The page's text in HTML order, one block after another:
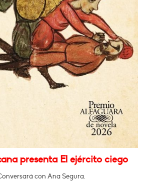
presenta El ejército ciego
con Ana Segura.